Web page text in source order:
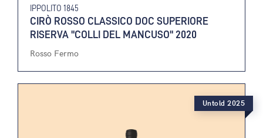
IPPOLITO 1845
CIRÒ ROSSO CLASSICO DOC SUPERIORE
RISERVA "COLLI DEL MANCUSO" 2020
Rosso Fermo
Untold 2025